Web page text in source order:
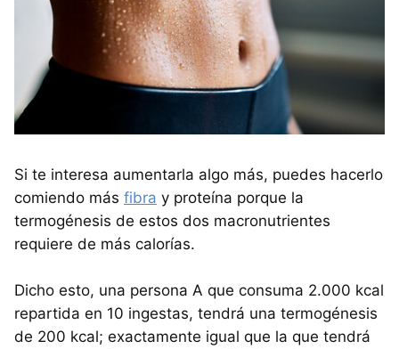
Si te interesa aumentarla algo más, puedes hacerlo
comiendo más fibra y proteína porque la
termogénesis de estos dos macronutrientes
requiere de más calorías.
Dicho esto, una persona A que consuma 2.000 kcal
repartida en 10 ingestas, tendrá una termogénesis
de 200 kcal; exactamente igual que la que tendrá